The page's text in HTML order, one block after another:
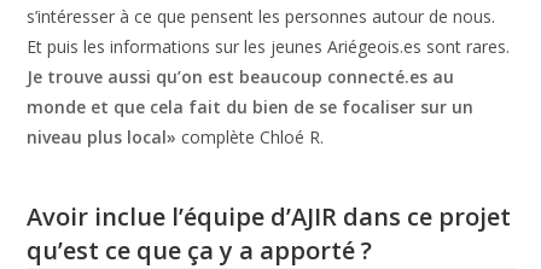
s’intéresser à ce que pensent les personnes autour de nous.
Et puis les informations sur les jeunes Ariégeois.es sont rares.
Je trouve aussi qu’on est beaucoup connecté.es au
monde et que cela fait du bien de se focaliser sur un
niveau plus local» complète Chloé R.
Avoir inclue l’équipe d’AJIR dans ce projet
qu’est ce que ça y a apporté ?